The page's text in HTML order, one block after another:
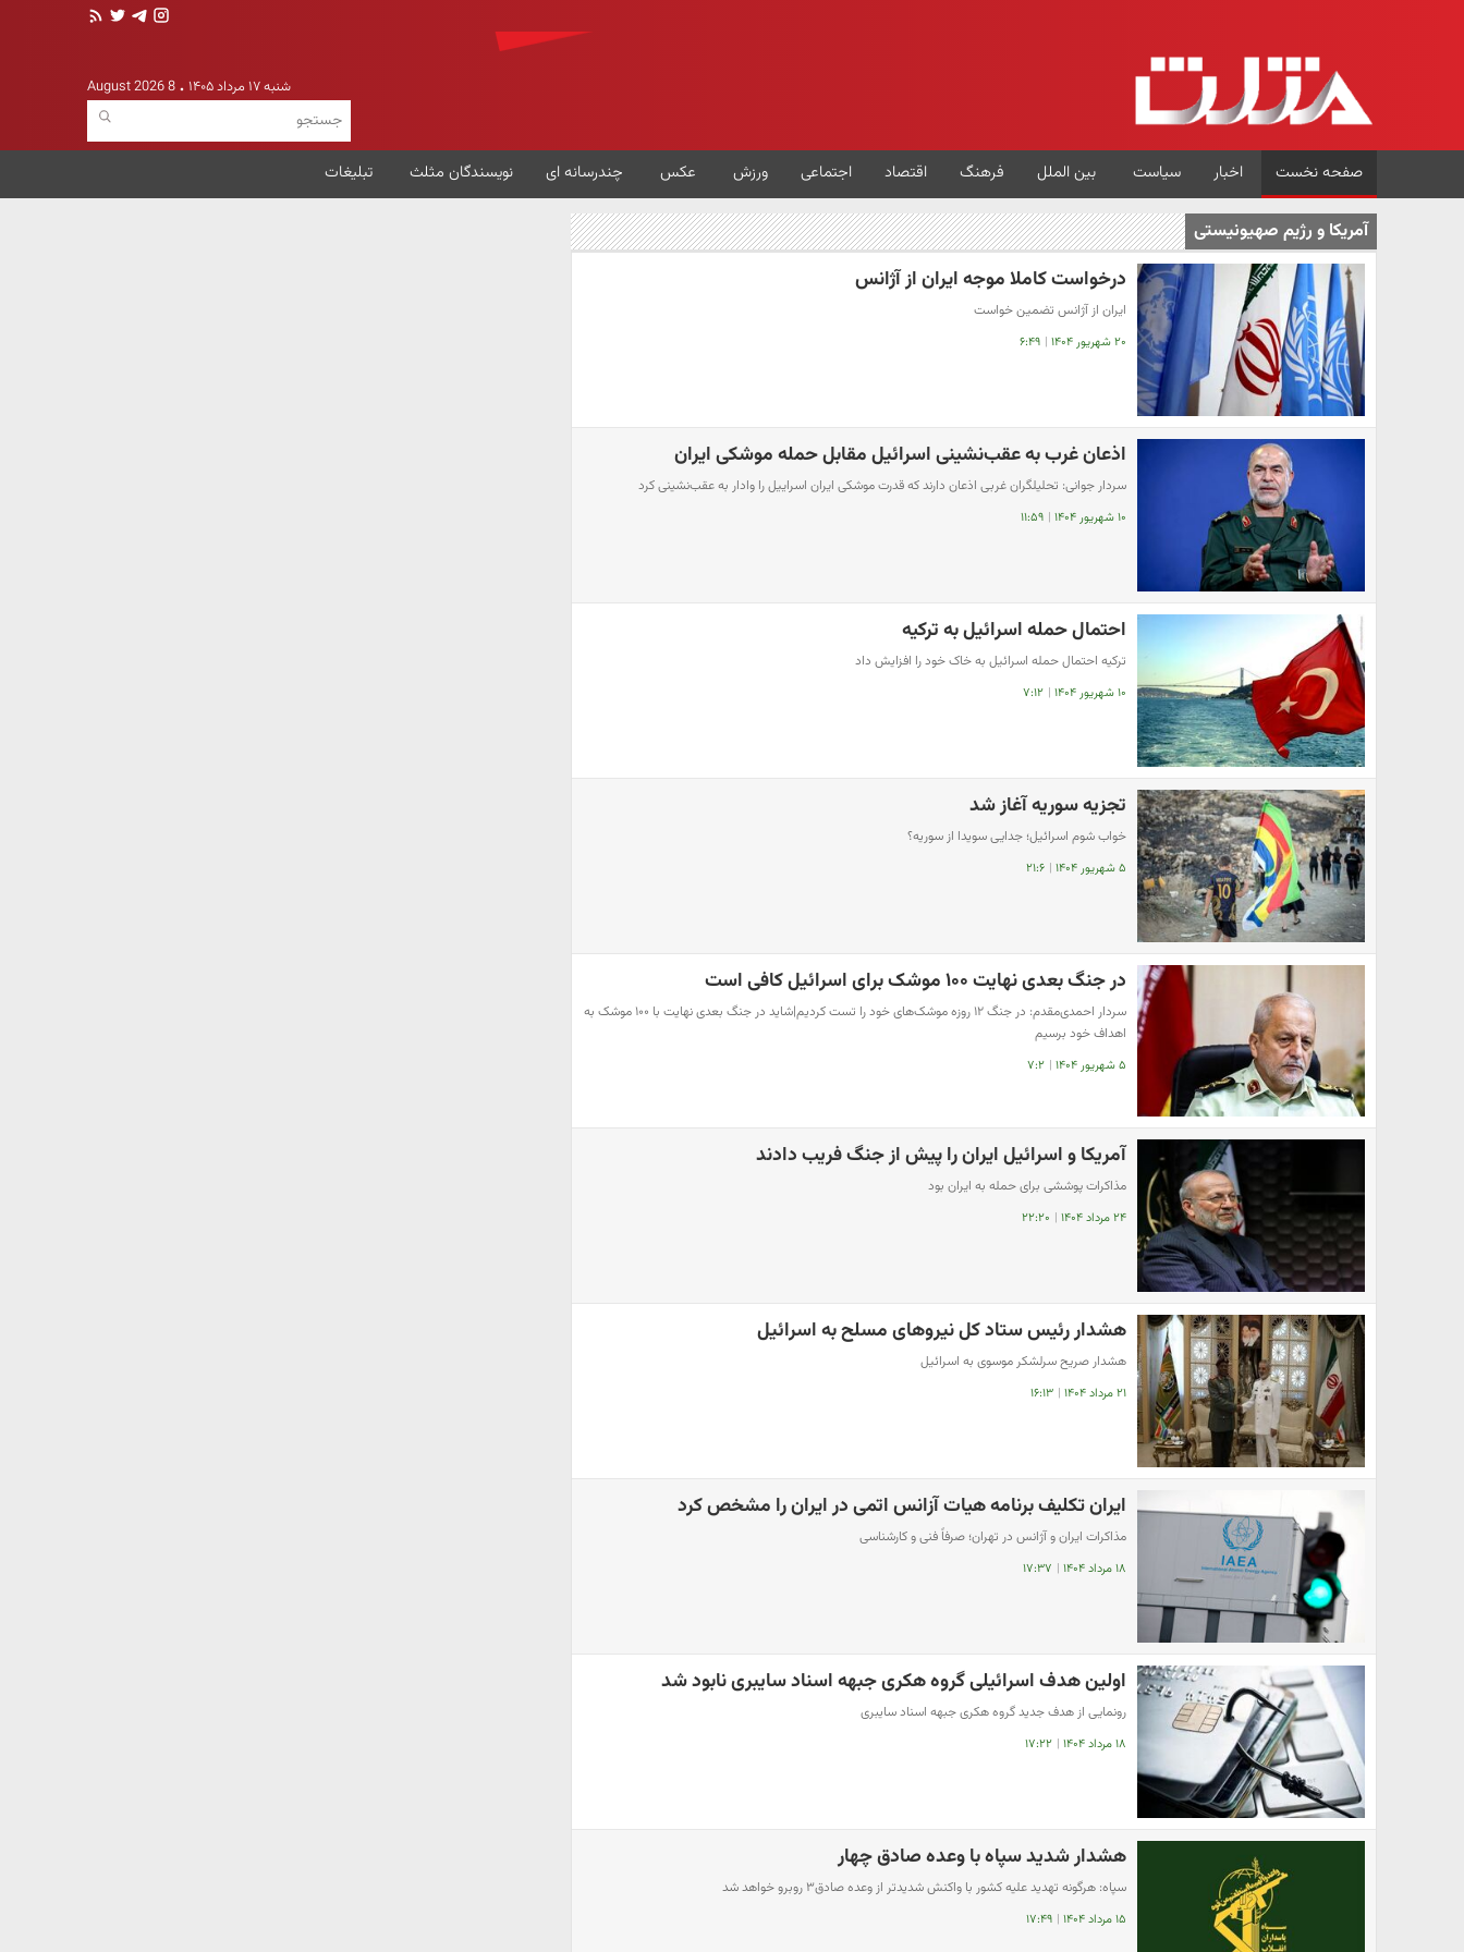
شنبه ۱۷ مرداد ۱۴۰۵ 8 August 2026
صفحه نخست اخبار سیاست بین الملل فرهنگ اقتصاد اجتماعی ورزش عکس چندرسانه ای نویسندگان مثلث تبلیغات
آمریکا و رژیم صهیونیستی
درخواست کاملا موجه ایران از آژانس
ایران از آژانس تضمین خواست
۲۰ شهریور ۱۴۰۴ | ۶:۴۹
اذعان غرب به عقب‌نشینی اسرائیل مقابل حمله موشکی ایران
سردار جوانی: تحلیلگران غربی اذعان دارند که قدرت موشکی ایران اسراییل را وادار به عقب‌نشینی کرد
۱۰ شهریور ۱۴۰۴ | ۱۱:۵۹
احتمال حمله اسرائیل به ترکیه
ترکیه احتمال حمله اسرائیل به خاک خود را افزایش داد
۱۰ شهریور ۱۴۰۴ | ۷:۱۲
تجزیه سوریه آغاز شد
خواب شوم اسرائیل؛ جدایی سویدا از سوریه؟
۵ شهریور ۱۴۰۴ | ۲۱:۶
در جنگ بعدی نهایت ۱۰۰ موشک برای اسرائیل کافی است
سردار احمدی‌مقدم: در جنگ ۱۲ روزه موشک‌های خود را تست کردیم|شاید در جنگ بعدی نهایت با ۱۰۰ موشک به
اهداف خود برسیم
۵ شهریور ۱۴۰۴ | ۷:۲
آمریکا و اسرائیل ایران را پیش از جنگ فریب دادند
مذاکرات پوششی برای حمله به ایران بود
۲۴ مرداد ۱۴۰۴ | ۲۲:۲۰
هشدار رئیس ستاد کل نیروهای مسلح به اسرائیل
هشدار صریح سرلشکر موسوی به اسرائیل
۲۱ مرداد ۱۴۰۴ | ۱۶:۱۳
ایران تکلیف برنامه هیات آزانس اتمی در ایران را مشخص کرد
مذاکرات ایران و آژانس در تهران؛ صرفاً فنی و کارشناسی
۱۸ مرداد ۱۴۰۴ | ۱۷:۳۷
اولین هدف اسرائیلی گروه هکری جبهه اسناد سایبری نابود شد
رونمایی از هدف جدید گروه هکری جبهه اسناد سایبری
۱۸ مرداد ۱۴۰۴ | ۱۷:۲۲
هشدار شدید سپاه با وعده صادق چهار
سپاه: هرگونه تهدید علیه کشور با واکنش شدیدتر از وعده صادق۳ روبرو خواهد شد
۱۵ مرداد ۱۴۰۴ | ۱۷:۴۹